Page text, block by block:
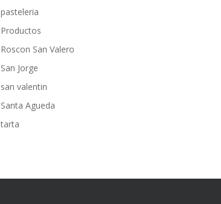
pasteleria
Productos
Roscon San Valero
San Jorge
san valentin
Santa Agueda
tarta